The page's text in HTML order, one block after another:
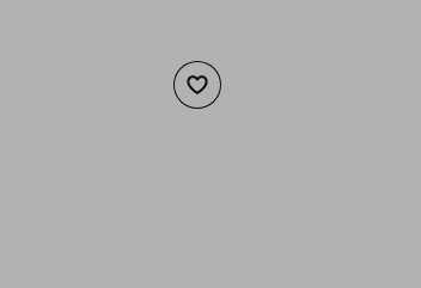
Добави към списъка с